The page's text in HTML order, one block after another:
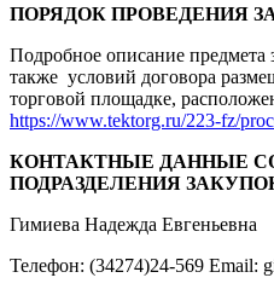
ПОРЯДОК ПРОВЕДЕНИЯ
Подробное описание
также условий договора
торговой площадке,
https://www.tektorg.ru/223-fz/
КОНТАКТНЫЕ ДАННЫЕ
ПОДРАЗДЕЛЕНИЯ
Гимиева Надежда Евгеньевна
Телефон: (34274)24-569 Email: